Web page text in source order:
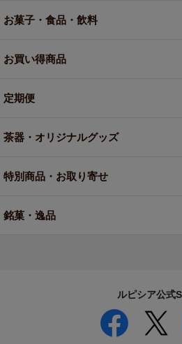
お菓子・食品・飲料
お買い得商品
定期便
茶器・オリジナルグッズ
特別商品・お取り寄せ
銘菓・逸品
ルピシア公式